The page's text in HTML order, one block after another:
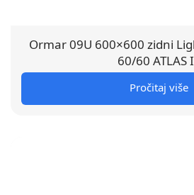
Ormar 09U 600×600 zidni
60/60 ATLAS
Pročitaj više